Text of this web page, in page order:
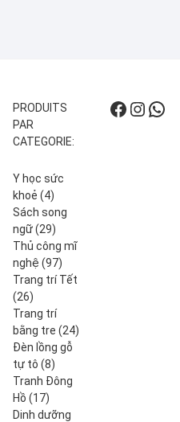
PRODUITS
PAR
CATEGORIE:
Y học sức
khoẻ
44
produits
Sách song
ngữ 2929
produits
Thủ công mĩ
nghệ 9797
produits
Trang trí Tết
2626
produits
Trang trí
bằng tre
2424
Đèn lồng gỗ
tự tô 88
produits
Tranh Đông
Hồ
1717
produits
Dinh dưỡng